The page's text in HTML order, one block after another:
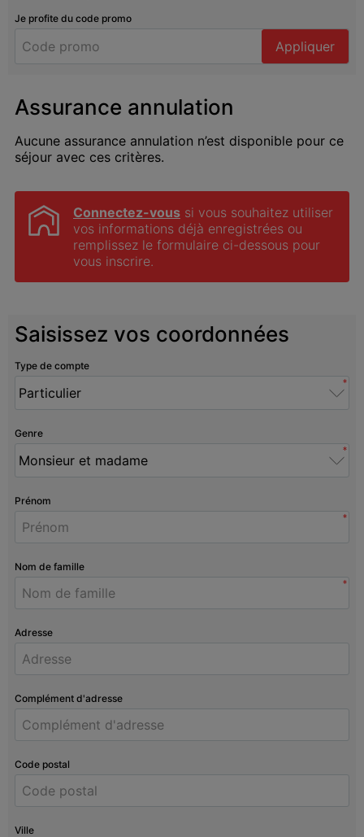
Je profite du code promo
Appliquer
Assurance annulation
Aucune assurance annulation n’est disponible pour ce
séjour avec ces critères.
Connectez-vous si vous souhaitez utiliser
vos informations déjà enregistrées ou
remplissez le formulaire ci-dessous pour
vous inscrire.
Saisissez vos coordonnées
Type de compte
*
Genre
*
Prénom
*
Nom de famille
*
Adresse
Complément d'adresse
Code postal
Ville